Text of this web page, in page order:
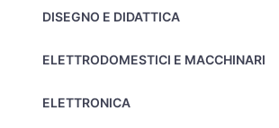
DISEGNO E DIDATTICA
ELETTRODOMESTICI E MACCHINARI
ELETTRONICA